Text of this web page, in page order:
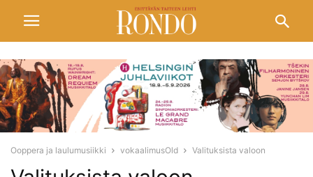
Ooppera ja laulumusiikki vokaalimusOld Valituksista valoon